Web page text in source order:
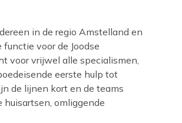
in de regio Amstelland en
voor de Joodse
voor vrijwel alle specialismen,
eerste hulp tot
de lijnen kort en de teams
omliggende